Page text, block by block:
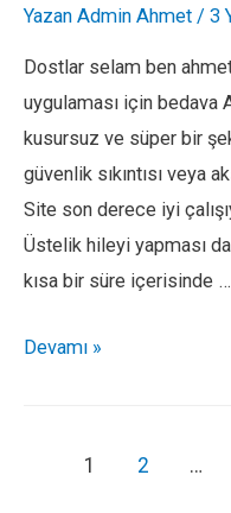
–
Yazan Admin Ahmet / 3
Dostlar selam ben
uygulaması için bedava
kusursuz ve süper bir
güvenlik sıkıntısı veya
Site son derece iyi
Üstelik hileyi yapması
kısa bir süre içerisinde …
Yalla
Devamı »
1 2 …